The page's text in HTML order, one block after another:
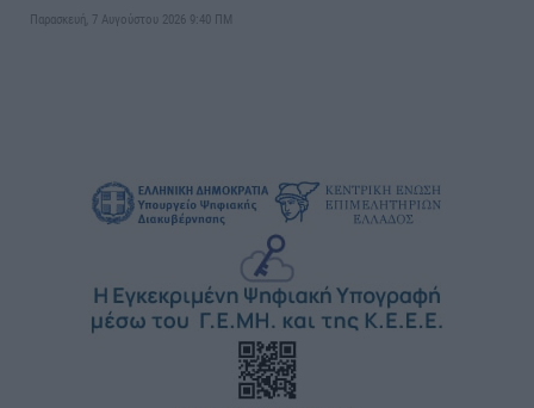
Παρασκευή, 7 Αυγούστου 2026 9:40 ΠΜ